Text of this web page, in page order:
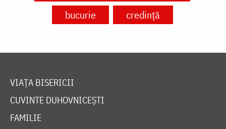
bucurie
credință
VIAȚA BISERICII
CUVINTE DUHOVNICEȘTI
FAMILIE